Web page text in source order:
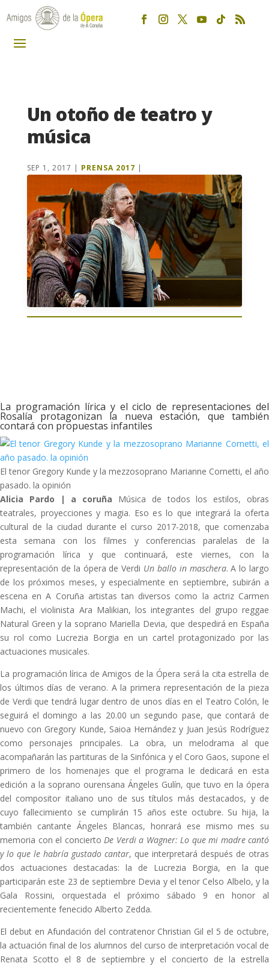
Un otoño de teatro y
música
SEP 1, 2017 | PRENSA 2017 |
La programación lírica y el ciclo de representaciones del
Rosalía protagonizan la nueva estación, que también
contará con propuestas infantiles
El tenor Gregory Kunde y la mezzosoprano Marianne Cornetti, el año
pasado. la opinión
Alicia Pardo | a coruña Música de todos los estilos, obras
teatrales, proyecciones y magia. Eso es lo que integrará la oferta
cultural de la ciudad durante el curso 2017-2018, que comenzaba
esta semana con los filmes y conferencias paralelas de la
programación lírica y que continuará, este viernes, con la
representación de la ópera de Verdi Un ballo in maschera. A lo largo
de los próximos meses, y especialmente en septiembre, subirán a
escena en A Coruña artistas tan diversos como la actriz Carmen
Machi, el violinista Ara Malikian, los integrantes del grupo reggae
Natural Green y la soprano Mariella Devia, que despedirá en España
su rol como Lucrezia Borgia en un cartel protagonizado por las
actuaciones musicales.
La programación lírica de Amigos de la Ópera será la cita estrella de
los últimos días de verano. A la primera representación de la pieza
de Verdi que tendrá lugar dentro de unos días en el Teatro Colón, le
seguirá el domingo a las 20.00 un segundo pase, que contará de
nuevo con Gregory Kunde, Saioa Hernández y Juan Jesús Rodríguez
como personajes principales. La obra, un melodrama al que
acompañarán las partituras de la Sinfónica y el Coro Gaos, supone el
primero de los homenajes que el programa le dedicará en esta
edición a la soprano ourensana Ángeles Gulín, que tuvo en la ópera
del compositor italiano uno de sus títulos más destacados, y de
cuyo fallecimiento se cumplirán 15 años este octubre. Su hija, la
también cantante Ángeles Blancas, honrará ese mismo mes su
memoria con el concierto De Verdi a Wagner: Lo que mi madre cantó
y lo que le habría gustado cantar, que interpretará después de otras
dos actuaciones destacadas: la de Lucrezia Borgia, en la que
participarán este 23 de septiembre Devia y el tenor Celso Albelo, y la
Gala Rossini, orquestada el próximo sábado 9 en honor al
recientemente fenecido Alberto Zedda.
El debut en Afundación del contratenor Christian Gil el 5 de octubre,
la actuación final de los alumnos del curso de interpretación vocal de
Renata Scotto el 8 de septiembre y el concierto de la estrella